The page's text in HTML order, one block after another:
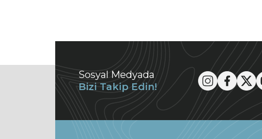
Sosyal Medyada
Bizi Takip Edin!